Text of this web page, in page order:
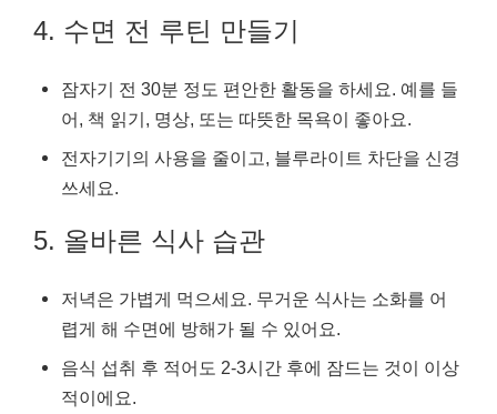
4. 수면 전 루틴 만들기
잠자기 전 30분 정도 편안한 활동을 하세요. 예를 들
어, 책 읽기, 명상, 또는 따뜻한 목욕이 좋아요.
전자기기의 사용을 줄이고, 블루라이트 차단을 신경
쓰세요.
5. 올바른 식사 습관
저녁은 가볍게 먹으세요. 무거운 식사는 소화를 어
렵게 해 수면에 방해가 될 수 있어요.
음식 섭취 후 적어도 2-3시간 후에 잠드는 것이 이상
적이에요.